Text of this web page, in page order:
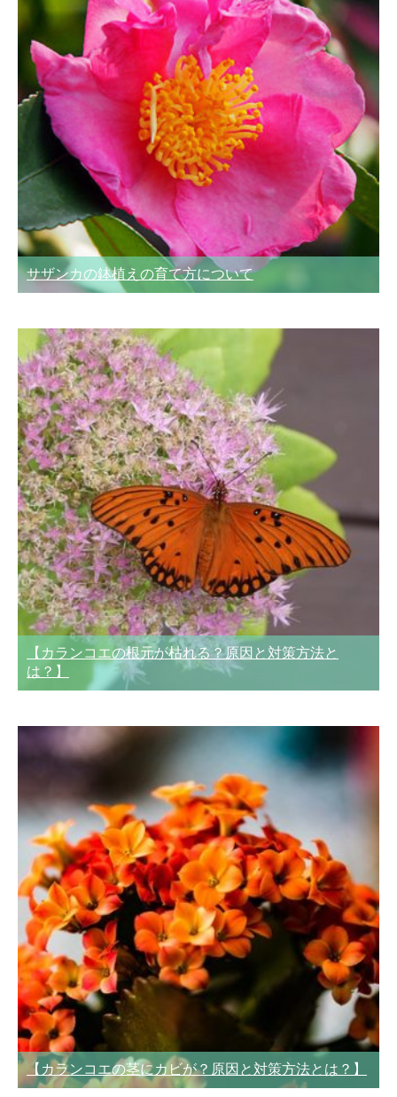
サザンカの鉢植えの育て方について
【カランコエの根元が枯れる？原因と対策方法と
は？】
【カランコエの茎にカビが？原因と対策方法とは？】